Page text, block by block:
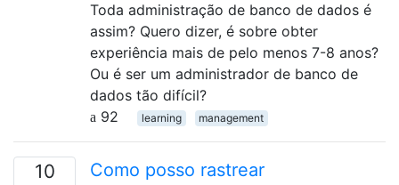
Toda administração de banco de dados é
assim? Quero dizer, é sobre obter
experiência mais de pelo menos 7-8 anos?
Ou é ser um administrador de banco de
dados tão difícil?
92
learning management
10
Como posso rastrear